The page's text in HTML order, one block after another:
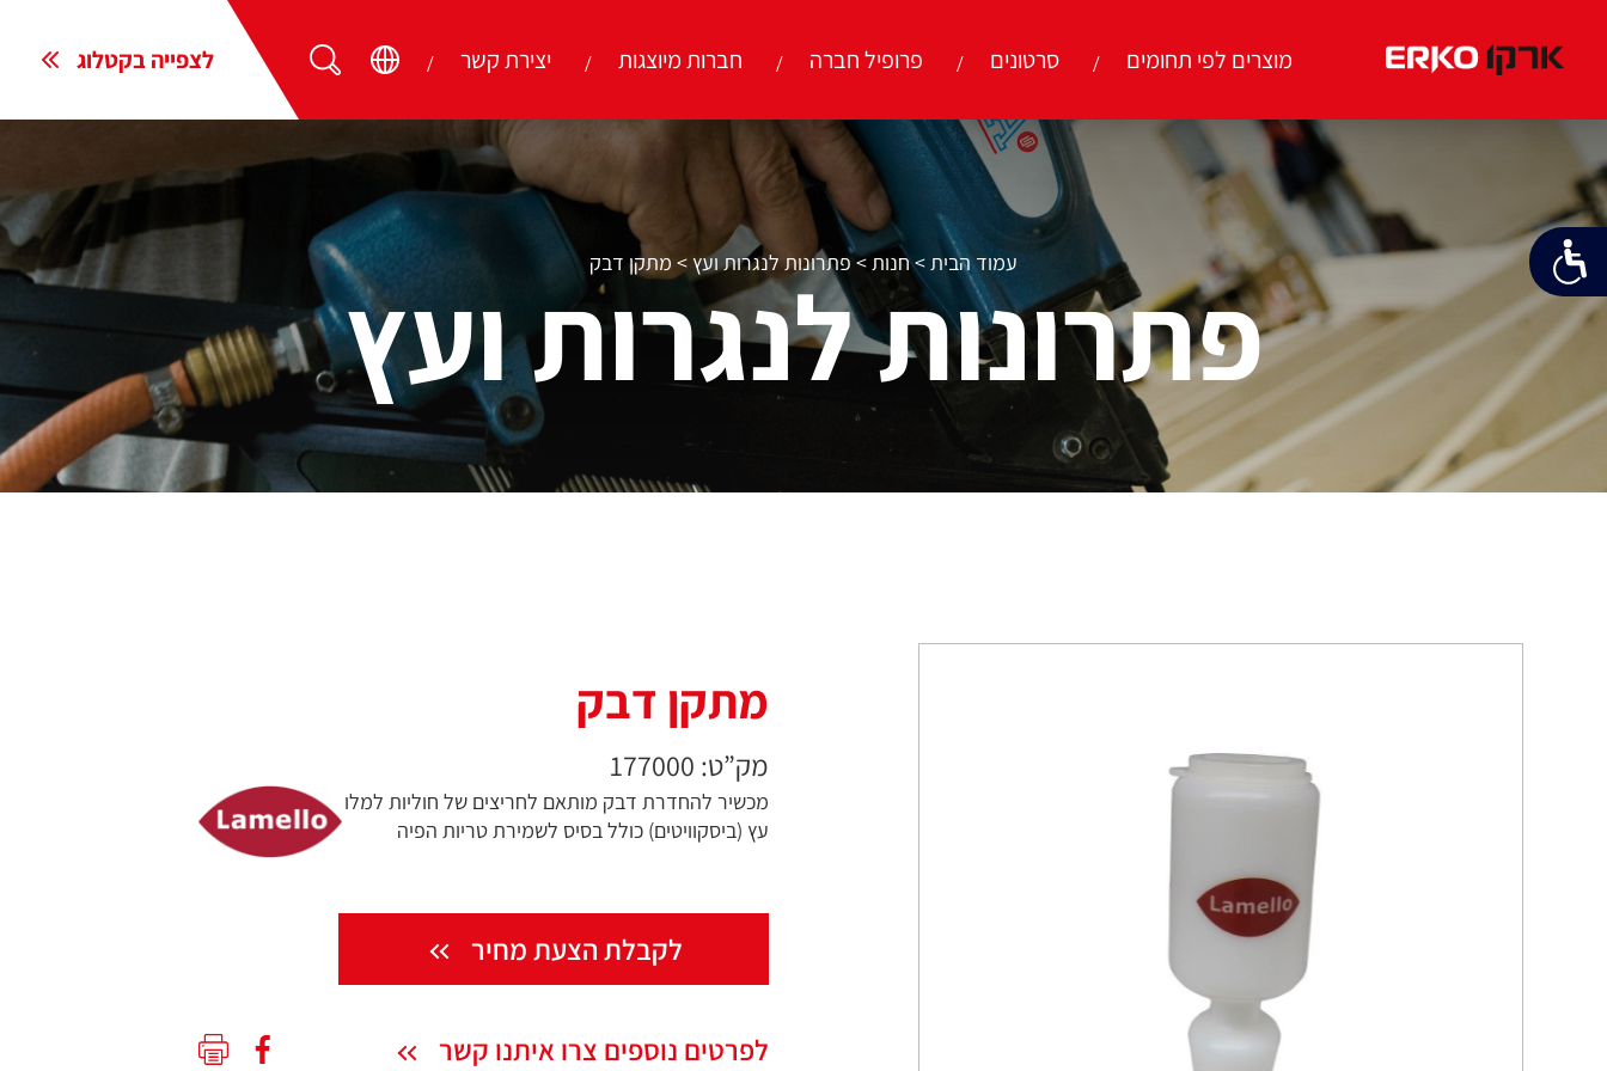
מוצרים לפי תחומים סרטונים פרופיל חברה חברות מיוצגות יצירת קשר לצפייה בקטלוג
עמוד הבית>חנות>פתרונות לנגרות ועץ > מתקן דבק
פתרונות לנגרות ועץ
מתקן דבק
מק”ט: 177000
מכשיר להחדרת דבק מותאם לחריצים של חוליות למלו
עץ (ביסקוויטים) כולל בסיס לשמירת טריות הפיה
לקבלת הצעת מחיר
לפרטים נוספים צרו איתנו קשר